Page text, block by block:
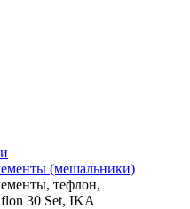
(мешальники)
тефлон,
30 Set, IKA